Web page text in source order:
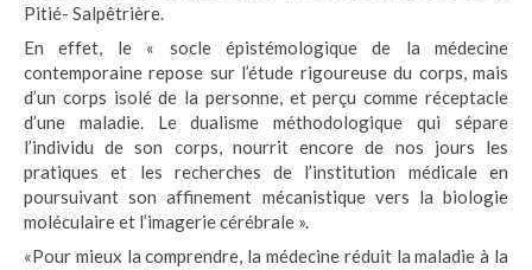
Pitié- Salpêtrière.
En effet, le « socle épistémologique de la médecine
contemporaine repose sur l’étude rigoureuse du corps, mais
d’un corps isolé de la personne, et perçu comme réceptacle
d’une maladie. Le dualisme méthodologique qui sépare
l’individu de son corps, nourrit encore de nos jours les
pratiques et les recherches de l’institution médicale en
poursuivant son affinement mécanistique vers la biologie
moléculaire et l’imagerie cérébrale ».
«Pour mieux la comprendre, la médecine réduit la maladie à la